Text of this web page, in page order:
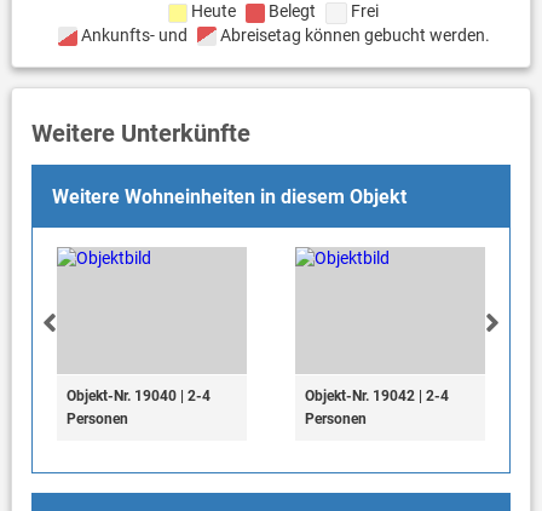
Heute Belegt
Frei
Ankunfts- und
Abreisetag können gebucht werden.
Weitere Unterkünfte
Weitere Wohneinheiten in diesem Objekt
Objekt-Nr. 19040 | 2-4
Personen
Objekt-Nr. 19042 | 2-4
Personen